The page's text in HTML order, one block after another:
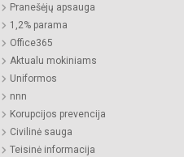
Pranešėjų apsauga
1,2% parama
Office365
Aktualu mokiniams
Uniformos
nnn
Korupcijos prevencija
Civilinė sauga
Teisinė informacija